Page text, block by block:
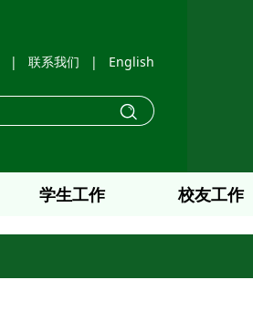
| 联系我们 | English
学生工作 校友工作